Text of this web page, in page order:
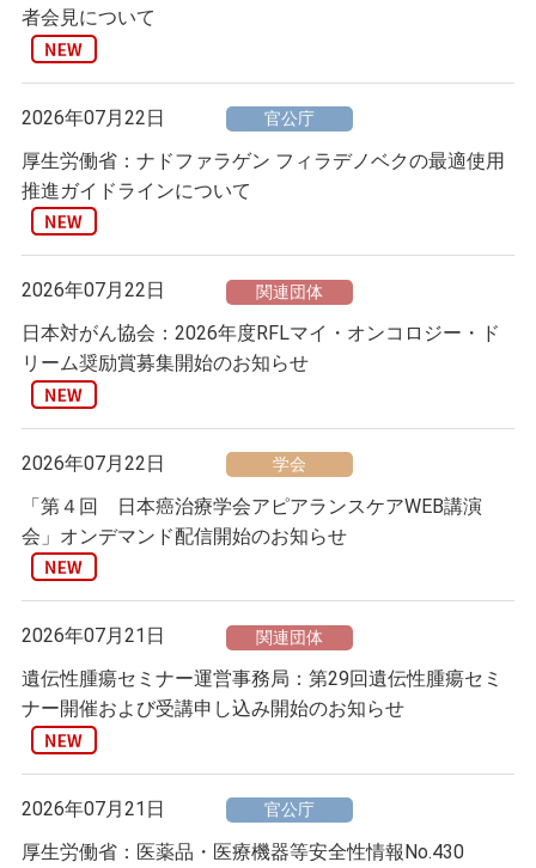
者会見について
2026年07月22日 官公庁
厚生労働省：ナドファラゲン フィラデノベクの最適使用
推進ガイドラインについて
2026年07月22日 関連団体
日本対がん協会：2026年度RFLマイ・オンコロジー・ド
リーム奨励賞募集開始のお知らせ
2026年07月22日 学会
「第４回 日本癌治療学会アピアランスケアWEB講演
会」オンデマンド配信開始のお知らせ
2026年07月21日 関連団体
遺伝性腫瘍セミナー運営事務局：第29回遺伝性腫瘍セミ
ナー開催および受講申し込み開始のお知らせ
2026年07月21日 官公庁
厚生労働省：医薬品・医療機器等安全性情報No.430